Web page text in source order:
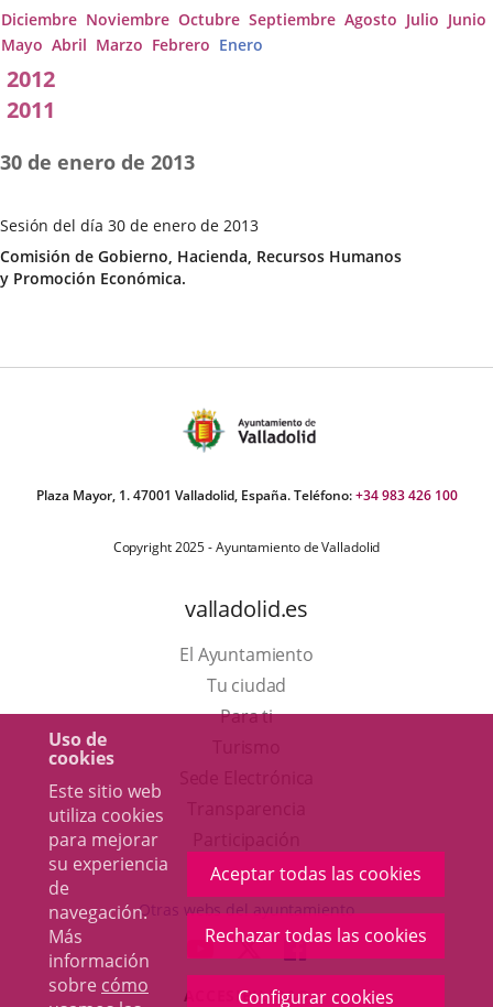
Uso de
cookies
Este sitio web
utiliza cookies
para mejorar
su experiencia
de
navegación.
Más
información
sobre cómo
Aceptar todas las cookies
Rechazar todas las cookies
Configurar cookies
Diciembre Noviembre Octubre Septiembre Agosto Julio Junio
Mayo Abril Marzo Febrero Enero
2012
2011
Sesión del día 30 de enero de 2013
Fecha
de
la
30 de enero de 2013
Categoría
Comisión de Gobierno, Hacienda, Recursos Humanos
y Promoción Económica.
Plaza Mayor, 1. 47001 Valladolid, España. Teléfono:+34 983 426 100
Copyright 2025 - Ayuntamiento de Valladolid
valladolid.es
El Ayuntamiento
Tu ciudad
Para ti
en
una
ventana
nueva.
aplicación
externa.
Otras webs del ayuntamiento
ENLACE
A
ENLACE
A
ENLACE
A
ACCESIBILIDAD